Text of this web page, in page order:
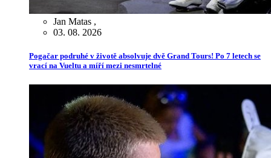
Jan Matas ,
03. 08. 2026
Pogačar podruhé v životě absolvuje dvě Grand Tours! Po 7 letech se
vrací na Vueltu a míří mezi nesmrtelné